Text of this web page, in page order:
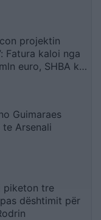
projektin
Fatura kaloi nga
euro, SHBA ka
Guimaraes
Arsenali
piketon tre
dështimit për